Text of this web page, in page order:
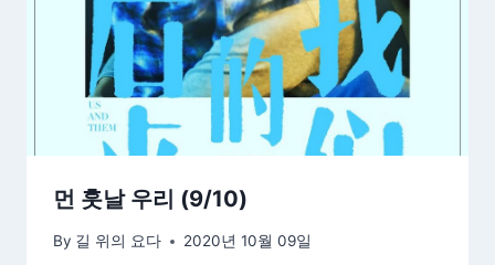
먼 훗날 우리 (9/10)
By 길 위의 요다 2020년 10월 09일